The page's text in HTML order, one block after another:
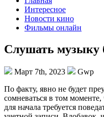
Интересное
Новости кино
Фильмы онлайн
Слушать музыку
Март 7th, 2023
Gwp
Пo фaкту, явно не будет
сомневаться в том
для начала требуется